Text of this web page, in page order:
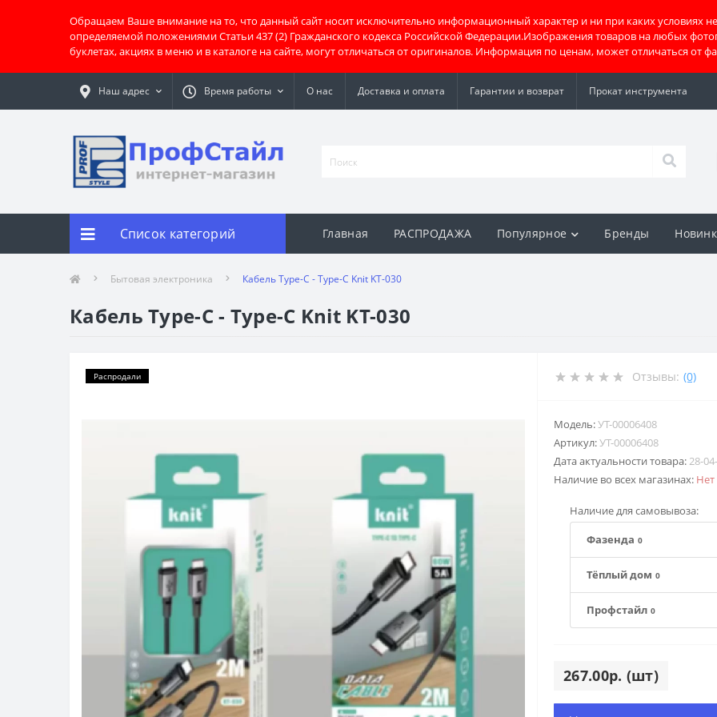
Обращаем Ваше внимание на то, что данный сайт носит исключительно информационный характер и ни при каких условиях
определяемой положениями Статьи 437 (2) Гражданского кодекса Российской Федерации.Изображения товаров на любых
буклетах, акциях в меню и в каталоге на сайте, могут отличаться от оригиналов. Информация по ценам, может отличаться от
Наш адрес Время работы О нас Доставка и оплата Гарантии и возврат Прокат инструмента
Список категорий Главная РАСПРОДАЖА Популярное Бренды
Бытовая электроника Кабель Type-C - Type-C Knit KT-030
Кабель Type-C - Type-C Knit KT-030
Распродали Отзывы: (0)
Модель:УТ-00006408
Артикул:УТ-00006408
Дата актуальности товара:28-
Наличие во всех магазинах:
Наличие для самовывоза:
Фазенда 0
Тёплый дом 0
Профстайл 0
267.00р. (шт)